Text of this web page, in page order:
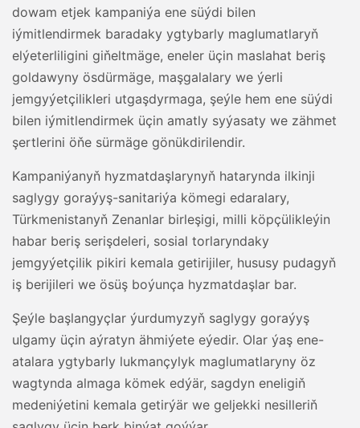
dowam etjek kampaniýa ene süýdi bilen
iýmitlendirmek baradaky ygtybarly maglumatlaryň
elýeterliligini giňeltmäge, eneler üçin maslahat beriş
goldawyny ösdürmäge, maşgalalary we ýerli
jemgyýetçilikleri utgaşdyrmaga, şeýle hem ene süýdi
bilen iýmitlendirmek üçin amatly syýasaty we zähmet
şertlerini öňe sürmäge gönükdirilendir.
Kampaniýanyň hyzmatdaşlarynyň hatarynda ilkinji
saglygy goraýyş-sanitariýa kömegi edaralary,
Türkmenistanyň Zenanlar birleşigi, milli köpçülikleýin
habar beriş serişdeleri, sosial torlaryndaky
jemgyýetçilik pikiri kemala getirijiler, hususy pudagyň
iş berijileri we ösüş boýunça hyzmatdaşlar bar.
Şeýle başlangyçlar ýurdumyzyň saglygy goraýyş
ulgamy üçin aýratyn ähmiýete eýedir. Olar ýaş ene-
atalara ygtybarly lukmançylyk maglumatlaryny öz
wagtynda almaga kömek edýär, sagdyn eneligiň
medeniýetini kemala getirýär we geljekki nesilleriň